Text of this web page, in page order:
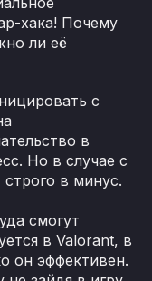
хака! Почему
ли её
с
в
Но в случае с
в минус.
смогут
в Valorant, в
он эффективен.